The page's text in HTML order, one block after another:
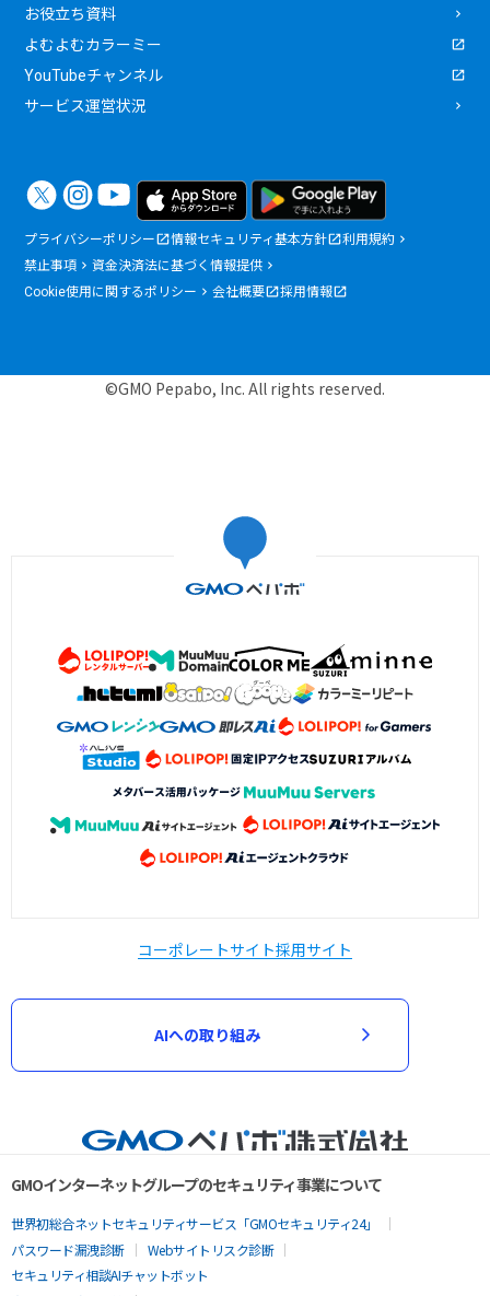
お役立ち資料
よむよむカラーミー
YouTubeチャンネル
サービス運営状況
プライバシーポリシー 情報セキュリティ基本方針
利用規約
禁止事項
資金決済法に基づく情報提供
Cookie使用に関するポリシー
会社概要 採用情報
©GMO Pepabo, Inc. All rights reserved.
コーポレートサイト採用サイト
AIへの取り組み
GMOインターネットグループのセキュリティ事業について
世界初総合ネットセキュリティサービス「GMOセキュリティ24」
パスワード漏洩診断
Webサイトリスク診断
セキュリティ相談AIチャットボット